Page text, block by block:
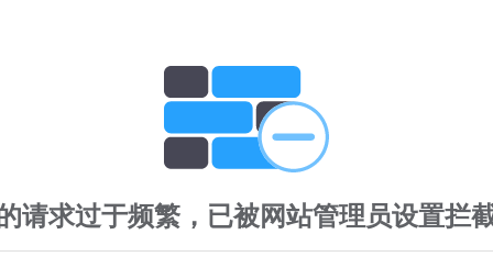
请求过于频繁，已被网站管理员设置拦